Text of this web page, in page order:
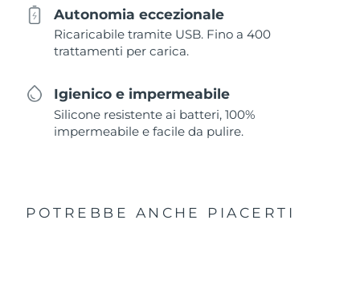
Autonomia eccezionale
Ricaricabile tramite USB. Fino a 400
trattamenti per carica.
Igienico e impermeabile
Silicone resistente ai batteri, 100%
impermeabile e facile da pulire.
POTREBBE ANCHE PIACERTI